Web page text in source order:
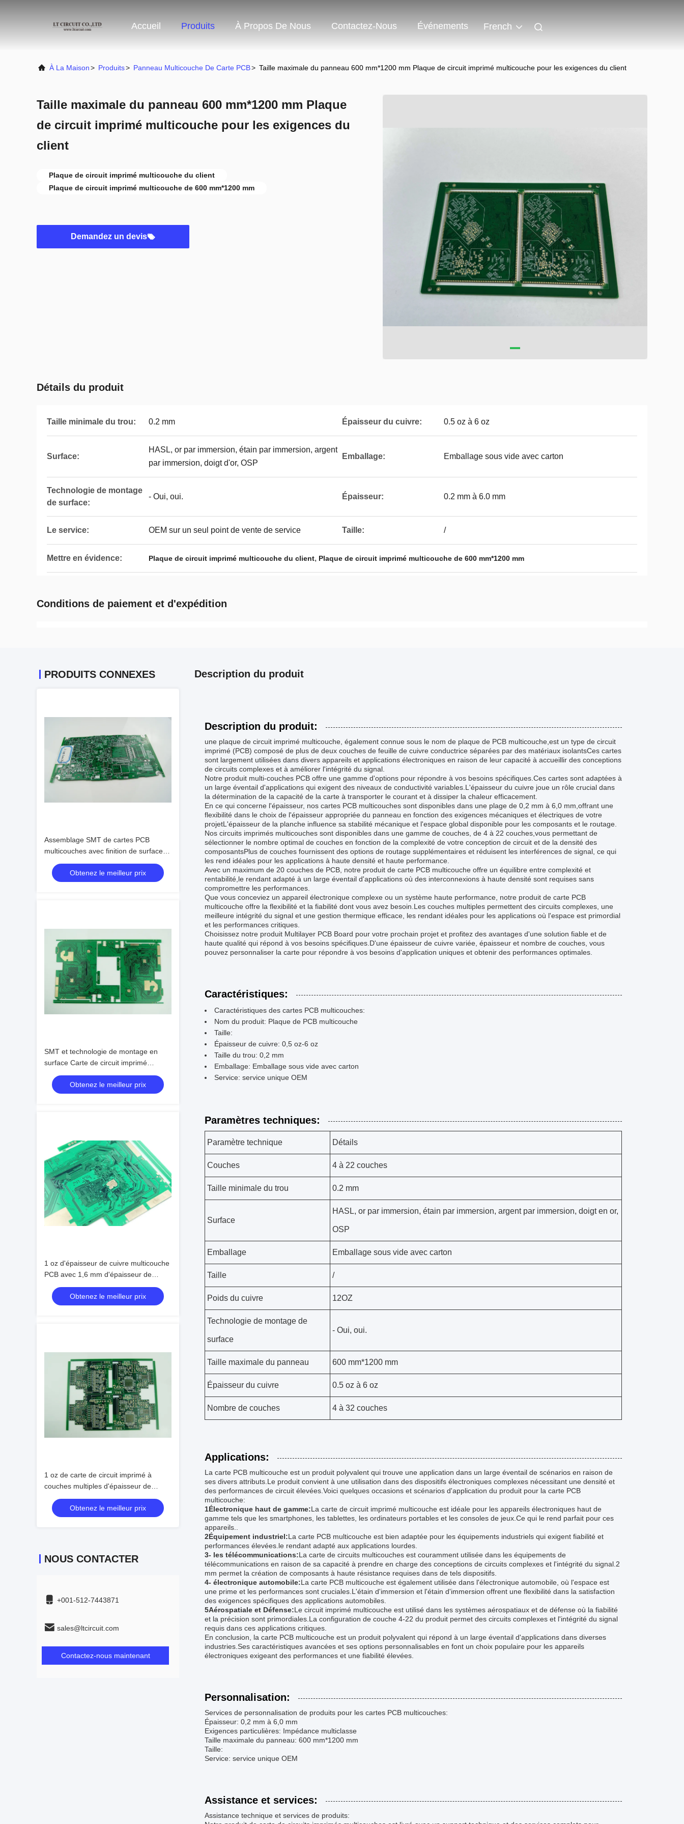
Accueil Produits À Propos De Nous Contactez-Nous Événements French
À La Maison> Produits> Panneau Multicouche De Carte PCB> Taille maximale du panneau 600 mm*1200 mm Plaque de circuit imprimé multicouche pour les exigences du client
Taille maximale du panneau 600 mm*1200 mm Plaque
de circuit imprimé multicouche pour les exigences du
client
Plaque de circuit imprimé multicouche du client
Plaque de circuit imprimé multicouche de 600 mm*1200 mm
Demandez un devis
Détails du produit
Taille minimale du trou: 0.2 mm Épaisseur du cuivre: 0.5 oz à 6 oz
Surface:
HASL, or par immersion, étain par immersion, argent
par immersion, doigt d'or, OSP
Emballage: Emballage sous vide avec carton
Technologie de montage
de surface:
- Oui, oui. Épaisseur: 0.2 mm à 6.0 mm
Le service: OEM sur un seul point de vente de service Taille: /
Mettre en évidence: Plaque de circuit imprimé multicouche du client, Plaque de circuit imprimé multicouche de 600 mm*1200 mm
Conditions de paiement et d'expédition
PRODUITS CONNEXES
Assemblage SMT de cartes PCB
multicouches avec finition de surface
HASL et norme IPC-A-610 D
Obtenez le meilleur prix
SMT et technologie de montage en
surface Carte de circuit imprimé
multicouche à 6 couches
Obtenez le meilleur prix
1 oz d'épaisseur de cuivre multicouche
PCB avec 1,6 mm d'épaisseur de
Borad et la technologie de montage de
surface
Obtenez le meilleur prix
1 oz de carte de circuit imprimé à
couches multiples d'épaisseur de
cuivre pour le nombre de couches 6 et
les applications
Obtenez le meilleur prix
NOUS CONTACTER
+001-512-7443871
sales@ltcircuit.com
Contactez-nous maintenant
Description du produit
Description du produit:
une plaque de circuit imprimé multicouche, également connue sous le nom de plaque de PCB multicouche,est un type de circuit
imprimé (PCB) composé de plus de deux couches de feuille de cuivre conductrice séparées par des matériaux isolantsCes cartes
sont largement utilisées dans divers appareils et applications électroniques en raison de leur capacité à accueillir des conceptions
de circuits complexes et à améliorer l'intégrité du signal.
Notre produit multi-couches PCB offre une gamme d'options pour répondre à vos besoins spécifiques.Ces cartes sont adaptées à
un large éventail d'applications qui exigent des niveaux de conductivité variables.L'épaisseur du cuivre joue un rôle crucial dans
la détermination de la capacité de la carte à transporter le courant et à dissiper la chaleur efficacement.
En ce qui concerne l'épaisseur, nos cartes PCB multicouches sont disponibles dans une plage de 0,2 mm à 6,0 mm,offrant une
flexibilité dans le choix de l'épaisseur appropriée du panneau en fonction des exigences mécaniques et électriques de votre
projetL'épaisseur de la planche influence sa stabilité mécanique et l'espace global disponible pour les composants et le routage.
Nos circuits imprimés multicouches sont disponibles dans une gamme de couches, de 4 à 22 couches,vous permettant de
sélectionner le nombre optimal de couches en fonction de la complexité de votre conception de circuit et de la densité des
composantsPlus de couches fournissent des options de routage supplémentaires et réduisent les interférences de signal, ce qui
les rend idéales pour les applications à haute densité et haute performance.
Avec un maximum de 20 couches de PCB, notre produit de carte PCB multicouche offre un équilibre entre complexité et
rentabilité,le rendant adapté à un large éventail d'applications où des interconnexions à haute densité sont requises sans
compromettre les performances.
Que vous conceviez un appareil électronique complexe ou un système haute performance, notre produit de carte PCB
multicouche offre la flexibilité et la fiabilité dont vous avez besoin.Les couches multiples permettent des circuits complexes, une
meilleure intégrité du signal et une gestion thermique efficace, les rendant idéales pour les applications où l'espace est primordial
et les performances critiques.
Choisissez notre produit Multilayer PCB Board pour votre prochain projet et profitez des avantages d'une solution fiable et de
haute qualité qui répond à vos besoins spécifiques.D'une épaisseur de cuivre variée, épaisseur et nombre de couches, vous
pouvez personnaliser la carte pour répondre à vos besoins d'application uniques et obtenir des performances optimales.
Caractéristiques:
Caractéristiques des cartes PCB multicouches:
Nom du produit: Plaque de PCB multicouche
Taille:
Épaisseur de cuivre: 0,5 oz-6 oz
Taille du trou: 0,2 mm
Emballage: Emballage sous vide avec carton
Service: service unique OEM
Paramètres techniques:
Paramètre technique Détails
Couches 4 à 22 couches
Taille minimale du trou 0.2 mm
Surface
HASL, or par immersion, étain par immersion, argent par immersion, doigt en or,
OSP
Emballage Emballage sous vide avec carton
Taille /
Poids du cuivre 12OZ
Technologie de montage de
surface
- Oui, oui.
Taille maximale du panneau 600 mm*1200 mm
Épaisseur du cuivre 0.5 oz à 6 oz
Nombre de couches 4 à 32 couches
Applications:
La carte PCB multicouche est un produit polyvalent qui trouve une application dans un large éventail de scénarios en raison de
ses divers attributs.Le produit convient à une utilisation dans des dispositifs électroniques complexes nécessitant une densité et
des performances de circuit élevées.Voici quelques occasions et scénarios d'application du produit pour la carte PCB
multicouche:
1Électronique haut de gamme:La carte de circuit imprimé multicouche est idéale pour les appareils électroniques haut de
gamme tels que les smartphones, les tablettes, les ordinateurs portables et les consoles de jeux.Ce qui le rend parfait pour ces
appareils..
2Équipement industriel:La carte PCB multicouche est bien adaptée pour les équipements industriels qui exigent fiabilité et
performances élevées.le rendant adapté aux applications lourdes.
3- les télécommunications:La carte de circuits multicouches est couramment utilisée dans les équipements de
télécommunications en raison de sa capacité à prendre en charge des conceptions de circuits complexes et l'intégrité du signal.2
mm permet la création de composants à haute résistance requises dans de tels dispositifs.
4- électronique automobile:La carte PCB multicouche est également utilisée dans l'électronique automobile, où l'espace est
une prime et les performances sont cruciales.L'étain d'immersion et l'étain d'immersion offrent une flexibilité dans la satisfaction
des exigences spécifiques des applications automobiles.
5Aérospatiale et Défense:Le circuit imprimé multicouche est utilisé dans les systèmes aérospatiaux et de défense où la fiabilité
et la précision sont primordiales.La configuration de couche 4-22 du produit permet des circuits complexes et l'intégrité du signal
requis dans ces applications critiques.
En conclusion, la carte PCB multicouche est un produit polyvalent qui répond à un large éventail d'applications dans diverses
industries.Ses caractéristiques avancées et ses options personnalisables en font un choix populaire pour les appareils
électroniques exigeant des performances et une fiabilité élevées.
Personnalisation:
Services de personnalisation de produits pour les cartes PCB multicouches:
Épaisseur: 0,2 mm à 6,0 mm
Exigences particulières: Impédance multiclasse
Taille maximale du panneau: 600 mm*1200 mm
Taille:
Service: service unique OEM
Assistance et services:
Assistance technique et services de produits: